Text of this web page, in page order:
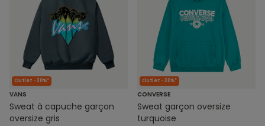
Outlet -30%*
VANS
Sweat à capuche garçon
oversize gris
Outlet -30%*
CONVERSE
Sweat garçon oversize
turquoise